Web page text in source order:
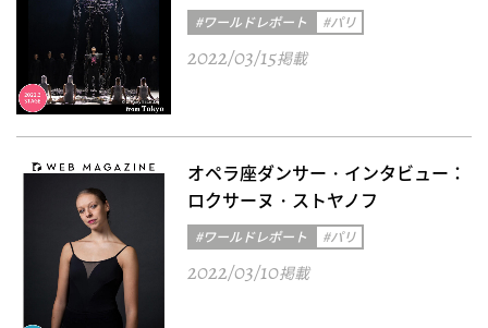
#ワールドレポート #パリ
2022/03/15掲載
オペラ座ダンサー・インタビュー：
ロクサーヌ・ストヤノフ
#ワールドレポート #パリ
2022/03/10掲載